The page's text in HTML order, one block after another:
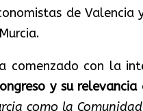
de Valencia
comenzado con la
y su relevancia
como la